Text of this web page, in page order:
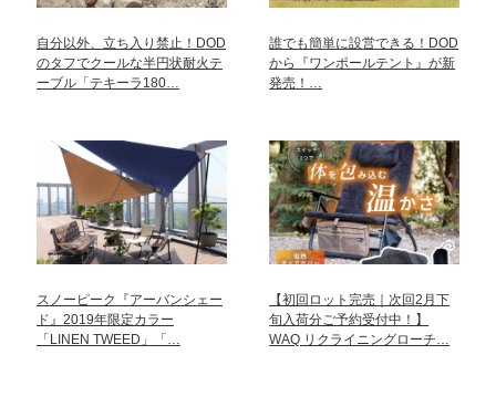
自分以外、立ち入り禁止！DOD
のタフでクールな半円状耐火テ
ーブル「テキーラ180…
誰でも簡単に設営できる！DOD
から『ワンポールテント』が新
発売！…
スノーピーク『アーバンシェー
ド』2019年限定カラー
「LINEN TWEED」「…
【初回ロット完売｜次回2月下
旬入荷分ご予約受付中！】
WAQ リクライニングローチ…